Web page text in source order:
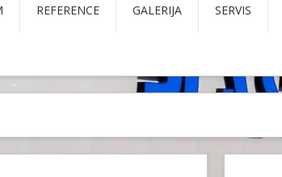
REFERENCE GALERIJA SERVIS